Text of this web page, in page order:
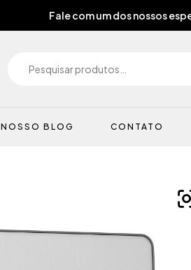
Fale com um dos nossos
NOSSO BLOG CONTATO